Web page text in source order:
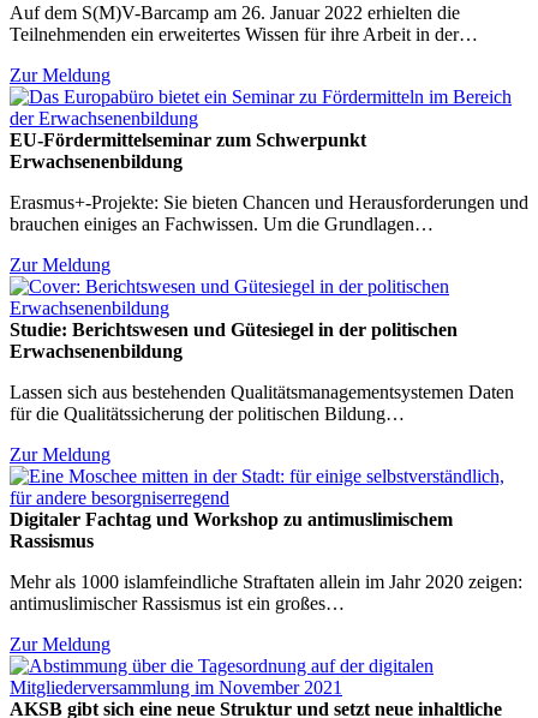
Auf dem S(M)V-Barcamp am 26. Januar 2022 erhielten die
Teilnehmenden ein erweitertes Wissen für ihre Arbeit in der…
Zur Meldung
EU-Fördermittelseminar zum Schwerpunkt
Erwachsenenbildung
Erasmus+-Projekte: Sie bieten Chancen und Herausforderungen und
brauchen einiges an Fachwissen. Um die Grundlagen…
Zur Meldung
Studie: Berichtswesen und Gütesiegel in der politischen
Erwachsenenbildung
Lassen sich aus bestehenden Qualitätsmanagementsystemen Daten
für die Qualitätssicherung der politischen Bildung…
Zur Meldung
Digitaler Fachtag und Workshop zu antimuslimischem
Rassismus
Mehr als 1000 islamfeindliche Straftaten allein im Jahr 2020 zeigen:
antimuslimischer Rassismus ist ein großes…
Zur Meldung
AKSB gibt sich eine neue Struktur und setzt neue inhaltliche